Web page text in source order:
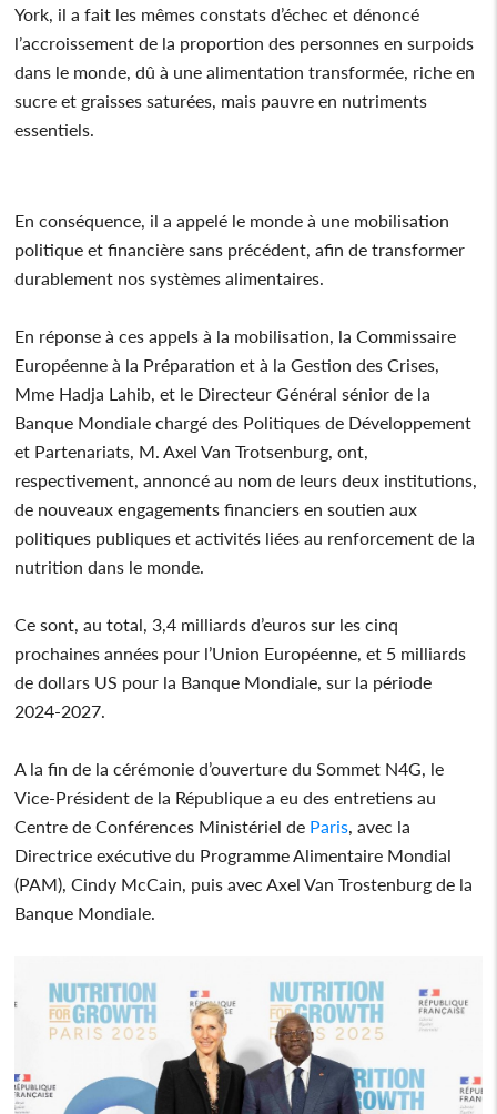
York, il a fait les mêmes constats d’échec et dénoncé
l’accroissement de la proportion des personnes en surpoids
dans le monde, dû à une alimentation transformée, riche en
sucre et graisses saturées, mais pauvre en nutriments
essentiels.
En conséquence, il a appelé le monde à une mobilisation
politique et financière sans précédent, afin de transformer
durablement nos systèmes alimentaires.
En réponse à ces appels à la mobilisation, la Commissaire
Européenne à la Préparation et à la Gestion des Crises,
Mme Hadja Lahib, et le Directeur Général sénior de la
Banque Mondiale chargé des Politiques de Développement
et Partenariats, M. Axel Van Trotsenburg, ont,
respectivement, annoncé au nom de leurs deux institutions,
de nouveaux engagements financiers en soutien aux
politiques publiques et activités liées au renforcement de la
nutrition dans le monde.
Ce sont, au total, 3,4 milliards d’euros sur les cinq
prochaines années pour l’Union Européenne, et 5 milliards
de dollars US pour la Banque Mondiale, sur la période
2024-2027.
A la fin de la cérémonie d’ouverture du Sommet N4G, le
Vice-Président de la République a eu des entretiens au
Centre de Conférences Ministériel de Paris , avec la
Directrice exécutive du Programme Alimentaire Mondial
(PAM), Cindy McCain, puis avec Axel Van Trostenburg de la
Banque Mondiale.